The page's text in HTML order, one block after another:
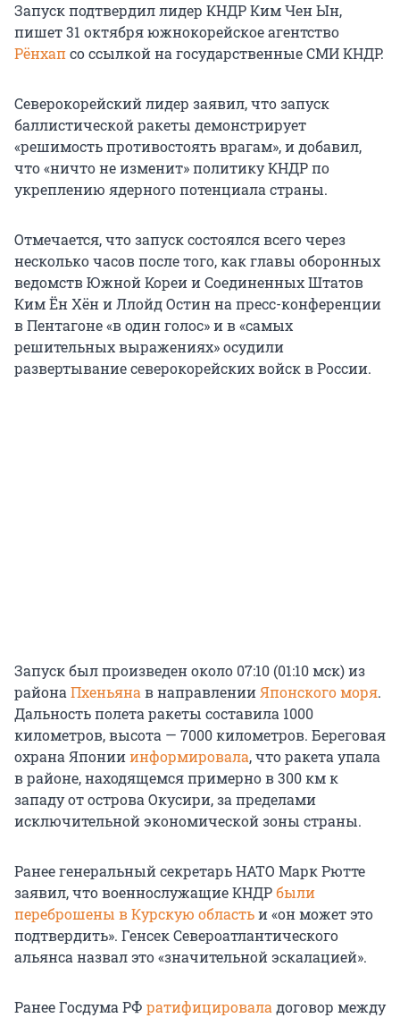
Запуск подтвердил лидер КНДР Ким Чен Ын,
пишет 31 октября южнокорейское агентство
Рёнхапсо ссылкой на государственные СМИ КНДР.
Северокорейский лидер заявил, что запуск
баллистической ракеты демонстрирует
«решимость противостоять врагам», и добавил,
что «ничто не изменит» политику КНДР по
укреплению ядерного потенциала страны.
Отмечается, что запуск состоялся всего через
несколько часов после того, как главы оборонных
ведомств Южной Кореи и Соединенных Штатов
Ким Ён Хён и Ллойд Остин на пресс-конференции
в Пентагоне «в один голос» и в «самых
решительных выражениях» осудили
развертывание северокорейских войск в России.
Запуск был произведен около 07:10 (01:10 мск) из
района Пхеньяна в направленииЯпонского моря.
Дальность полета ракеты составила 1000
километров, высота — 7000 километров. Береговая
охрана Японииинформировала, что ракета упала
в районе, находящемся примерно в 300 км к
западу от острова Окусири, за пределами
исключительной экономической зоны страны.
Ранее генеральный секретарь НАТО Марк Рютте
заявил, что военнослужащие КНДРбыли
переброшены в Курскую областьи «он может это
подтвердить». Генсек Североатлантического
альянса назвал это «значительной эскалацией».
Ранее Госдума РФ ратифицировала договор между